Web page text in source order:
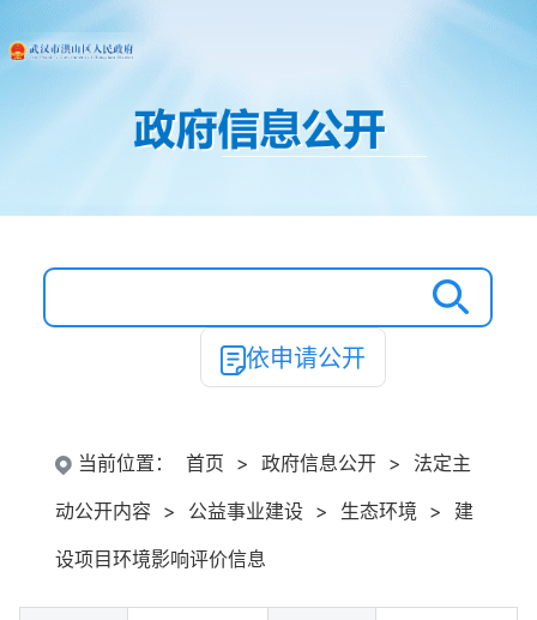
依申请公开
当前位置： 首页 > 政府信息公开 >
法定主
动公开内容 > 公益事业建设 > 生态环境 >
建
设项目环境影响评价信息